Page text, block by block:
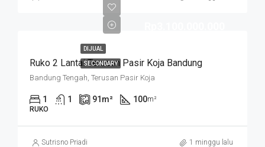
DIJUAL
SECONDARY
Ruko 2 Lantai Terusan Pasir Koja Bandung
Bandung Tengah, Terusan Pasir Koja
1 1 91 m² 100m²
RUKO
Sutrisno Priadi 1 minggu lalu